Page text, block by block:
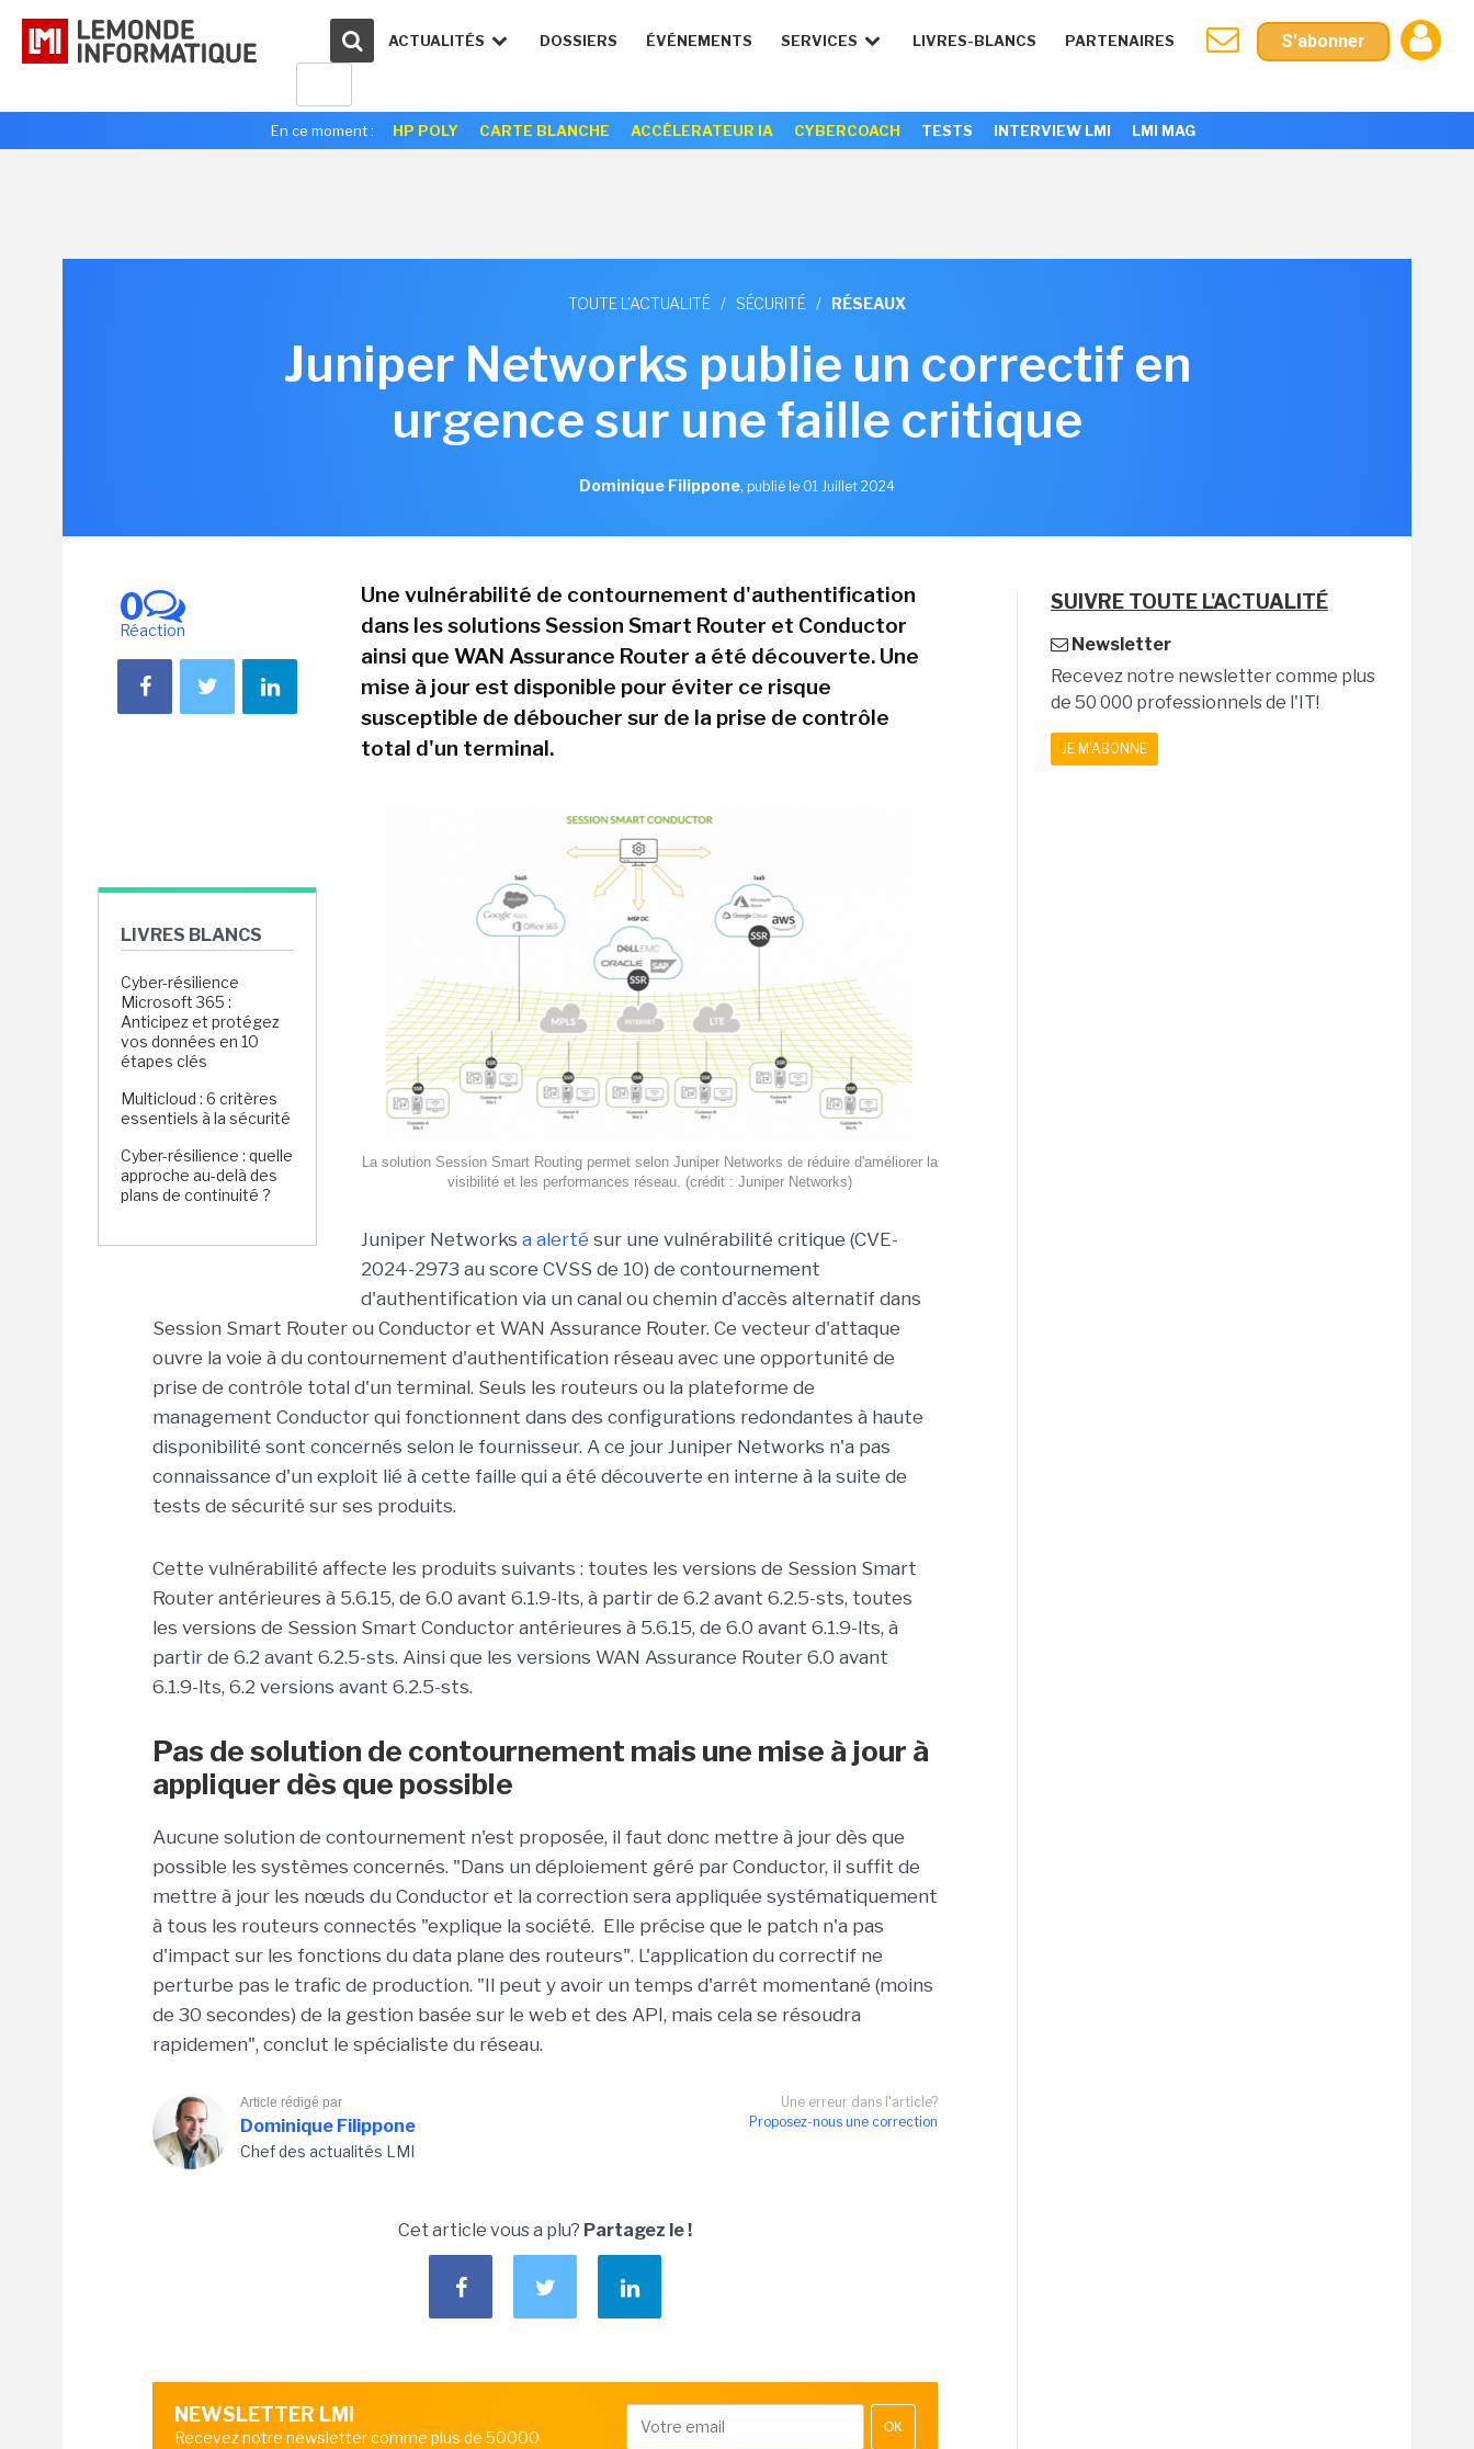
ACTUALITÉS DOSSIERS ÉVÉNEMENTS SERVICES LIVRES-BLANCS PARTENAIRES S'abonner
En ce moment : HP POLY CARTE BLANCHE ACCÉLERATEUR IA CYBERCOACH TESTS INTERVIEW LMI LMI MAG
TOUTE L'ACTUALITÉ / SÉCURITÉ / RÉSEAUX
Juniper Networks publie un correctif en
urgence sur une faille critique
Dominique Filippone, publié le 01 Juillet 2024
0
Réaction
LIVRES BLANCS
Cyber-résilience
Microsoft 365 :
Anticipez et protégez
vos données en 10
étapes clés
Multicloud : 6 critères
essentiels à la sécurité
Cyber-résilience : quelle
approche au-delà des
plans de continuité ?
Une vulnérabilité de contournement d'authentification
dans les solutions Session Smart Router et Conductor
ainsi que WAN Assurance Router a été découverte. Une
mise à jour est disponible pour éviter ce risque
susceptible de déboucher sur de la prise de contrôle
total d'un terminal.
La solution Session Smart Routing permet selon Juniper Networks de réduire d'améliorer la
visibilité et les performances réseau. (crédit : Juniper Networks)
Juniper Networks a alerté sur une vulnérabilité critique (CVE-
2024-2973 au score CVSS de 10) de contournement
d'authentification via un canal ou chemin d'accès alternatif dans
Session Smart Router ou Conductor et WAN Assurance Router. Ce vecteur d'attaque
ouvre la voie à du contournement d'authentification réseau avec une opportunité de
prise de contrôle total d'un terminal. Seuls les routeurs ou la plateforme de
management Conductor qui fonctionnent dans des configurations redondantes à haute
disponibilité sont concernés selon le fournisseur. A ce jour Juniper Networks n'a pas
connaissance d'un exploit lié à cette faille qui a été découverte en interne à la suite de
tests de sécurité sur ses produits.
Cette vulnérabilité affecte les produits suivants : toutes les versions de Session Smart
Router antérieures à 5.6.15, de 6.0 avant 6.1.9-lts, à partir de 6.2 avant 6.2.5-sts, toutes
les versions de Session Smart Conductor antérieures à 5.6.15, de 6.0 avant 6.1.9-lts, à
partir de 6.2 avant 6.2.5-sts. Ainsi que les versions WAN Assurance Router 6.0 avant
6.1.9-lts, 6.2 versions avant 6.2.5-sts.
Pas de solution de contournement mais une mise à jour à
appliquer dès que possible
Aucune solution de contournement n'est proposée, il faut donc mettre à jour dès que
possible les systèmes concernés. "Dans un déploiement géré par Conductor, il suffit de
mettre à jour les nœuds du Conductor et la correction sera appliquée systématiquement
à tous les routeurs connectés "explique la société. Elle précise que le patch n'a pas
d'impact sur les fonctions du data plane des routeurs". L'application du correctif ne
perturbe pas le trafic de production. "Il peut y avoir un temps d'arrêt momentané (moins
de 30 secondes) de la gestion basée sur le web et des API, mais cela se résoudra
rapidemen", conclut le spécialiste du réseau.
Une erreur dans l'article?
Proposez-nous une correction
Article rédigé par
Dominique Filippone
Chef des actualités LMI
Cet article vous a plu? Partagez le !
NEWSLETTER LMI
Recevez notre newsletter comme plus de 50000
OK
SUIVRE TOUTE L'ACTUALITÉ
Newsletter
Recevez notre newsletter comme plus
de 50 000 professionnels de l'IT!
JE M'ABONNE